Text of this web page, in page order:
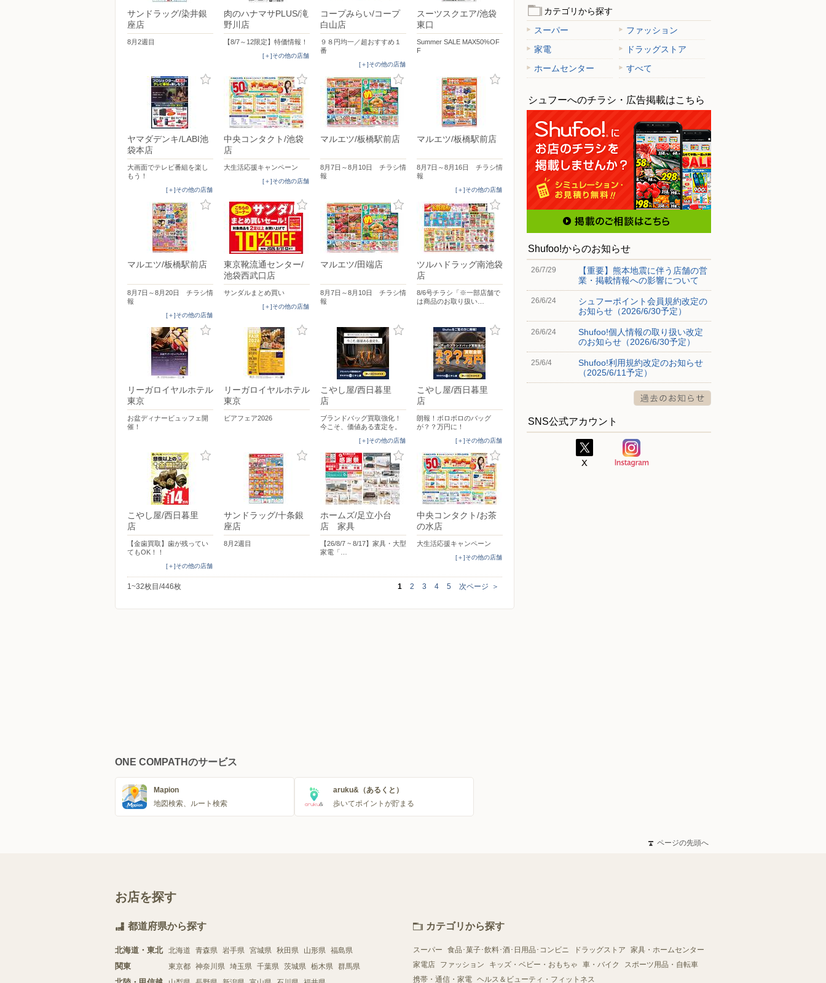
サンドラッグ/染井銀
座店
8月2週目
肉のハナマサPLUS/滝
野川店
【8/7～12限定】特価情報！
[＋]その他の店舗
コープみらい/コープ
白山店
９８円均一／超おすすめ１
番
[＋]その他の店舗
スーツスクエア/池袋
東口
Summer SALE MAX50%OF
F
ヤマダデンキ/LABI池
袋本店
大画面でテレビ番組を楽し
もう！
[＋]その他の店舗
中央コンタクト/池袋
店
大生活応援キャンペーン
[＋]その他の店舗
マルエツ/板橋駅前店
8月7日～8月10日 チラシ情
報
マルエツ/板橋駅前店
8月7日～8月16日 チラシ情
報
[＋]その他の店舗
マルエツ/板橋駅前店
8月7日～8月20日 チラシ情
報
[＋]その他の店舗
東京靴流通センター/
池袋西武口店
サンダルまとめ買い
[＋]その他の店舗
マルエツ/田端店
8月7日～8月10日 チラシ情
報
ツルハドラッグ南池袋
店
8/6号チラシ「※一部店舗で
は商品のお取り扱い…
リーガロイヤルホテル
東京
お盆ディナービュッフェ開
催！
リーガロイヤルホテル
東京
ビアフェア2026
こやし屋/西日暮里
店
ブランドバッグ買取強化！
今こそ、価値ある査定を。
[＋]その他の店舗
こやし屋/西日暮里
店
朗報！ボロボロのバッグ
が？？万円に！
[＋]その他の店舗
こやし屋/西日暮里
店
【金歯買取】歯が残ってい
てもOK！！
[＋]その他の店舗
サンドラッグ/十条銀
座店
8月2週目
ホームズ/足立小台
店 家具
【26/8/7 ~ 8/17】家具・大型
家電「…
中央コンタクト/お茶
の水店
大生活応援キャンペーン
[＋]その他の店舗
1~32枚目/446枚 1 2 3 4 5 次ページ ＞
カテゴリから探す
スーパー
ファッション
家電
ドラッグストア
ホームセンター
すべて
シュフーへのチラシ・広告掲載はこちら
Shufoo!からのお知らせ
26/7/29
【重要】熊本地震に伴う店舗の営
業・掲載情報への影響について
26/6/24
シュフーポイント会員規約改定の
お知らせ（2026/6/30予定）
26/6/24
Shufoo!個人情報の取り扱い改定
のお知らせ（2026/6/30予定）
25/6/4
Shufoo!利用規約改定のお知らせ
（2025/6/11予定）
SNS公式アカウント
ONE COMPATHのサービス
Mapion
地図検索、ルート検索
aruku&（あるくと）
歩いてポイントが貯まる
ページの先頭へ
お店を探す
都道府県から探す
北海道・東北 北海道 青森県 岩手県 宮城県 秋田県 山形県 福島県
関東 東京都 神奈川県 埼玉県 千葉県 茨城県 栃木県 群馬県
カテゴリから探す
スーパー 食品･菓子･飲料･酒･日用品･コンビニ ドラッグストア
家具・ホームセンター
家電店
ファッション キッズ・ベビー・おもちゃ 車・バイク
スポーツ用品・自転車
携帯・通信・家電 ヘルス＆ビューティ・フィットネス